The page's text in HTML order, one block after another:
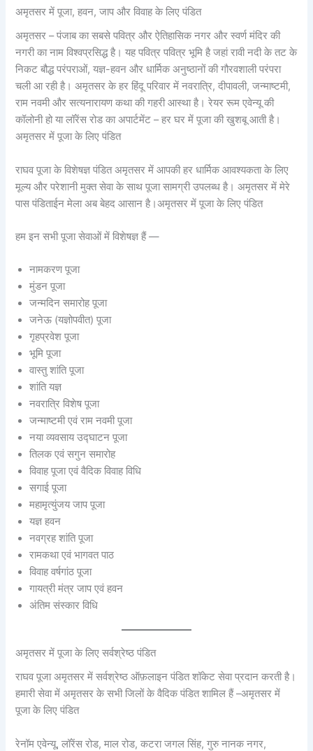
अमृतसर में पूजा, हवन, जाप और विवाह के लिए पंडित
अमृतसर – पंजाब का सबसे पवित्र और ऐतिहासिक नगर और स्वर्ण मंदिर की
नगरी का नाम विश्वप्रसिद्ध है। यह पवित्र पवित्र भूमि है जहां रावी नदी के तट के
निकट बौद्ध परंपराओं, यज्ञ-हवन और धार्मिक अनुष्ठानों की गौरवशाली परंपरा
चली आ रही है। अमृतसर के हर हिंदू परिवार में नवरात्रि, दीपावली, जन्माष्टमी,
राम नवमी और सत्यनारायण कथा की गहरी आस्था है। रेयर रूम एवेन्यू की
कॉलोनी हो या लॉरेंस रोड का अपार्टमेंट – हर घर में पूजा की खुशबू आती है।
अमृतसर में पूजा के लिए पंडित
राघव पूजा के विशेषज्ञ पंडित अमृतसर में आपकी हर धार्मिक आवश्यकता के लिए
मूल्य और परेशानी मुक्त सेवा के साथ पूजा सामग्री उपलब्ध है। अमृतसर में मेरे
पास पंडिताईन मेला अब बेहद आसान है।अमृतसर में पूजा के लिए पंडित
हम इन सभी पूजा सेवाओं में विशेषज्ञ हैं —
नामकरण पूजा
मुंडन पूजा
जन्मदिन समारोह पूजा
जनेऊ (यज्ञोपवीत) पूजा
गृहप्रवेश पूजा
भूमि पूजा
वास्तु शांति पूजा
शांति यज्ञ
नवरात्रि विशेष पूजा
जन्माष्टमी एवं राम नवमी पूजा
नया व्यवसाय उद्घाटन पूजा
तिलक एवं सगुन समारोह
विवाह पूजा एवं वैदिक विवाह विधि
सगाई पूजा
महामृत्युंजय जाप पूजा
यज्ञ हवन
नवग्रह शांति पूजा
रामकथा एवं भागवत पाठ
विवाह वर्षगांठ पूजा
गायत्री मंत्र जाप एवं हवन
अंतिम संस्कार विधि
अमृतसर में पूजा के लिए सर्वश्रेष्ठ पंडित
राघव पूजा अमृतसर में सर्वश्रेष्ठ ऑफ़लाइन पंडित शॉकेट सेवा प्रदान करती है।
हमारी सेवा में अमृतसर के सभी जिलों के वैदिक पंडित शामिल हैं –अमृतसर में
पूजा के लिए पंडित
रेनॉम एवेन्यू, लॉरेंस रोड, माल रोड, कटरा जगल सिंह, गुरु नानक नगर,